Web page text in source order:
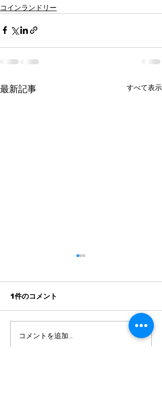
コインランドリー
最新記事 すべて表示
1周年記念イベント
1件のコメント
コメントを追加…